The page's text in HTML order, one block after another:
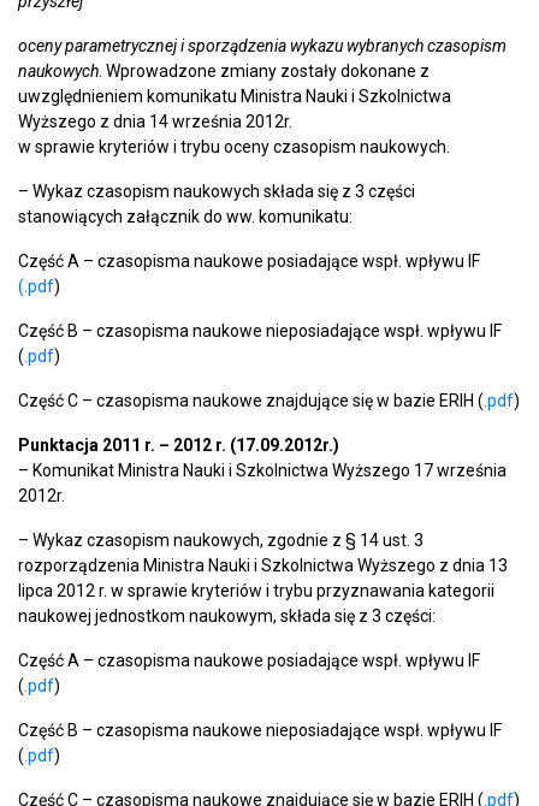
oceny parametrycznej i sporządzenia wykazu wybranych czasopism
naukowych . Wprowadzone zmiany zostały dokonane z
uwzględnieniem komunikatu Ministra Nauki i Szkolnictwa
Wyższego z dnia 14 września 2012r.
w sprawie kryteriów i trybu oceny czasopism naukowych.
– Wykaz czasopism naukowych składa się z 3 części
stanowiących załącznik do ww. komunikatu:
Część A – czasopisma naukowe posiadające wspł. wpływu IF
(.pdf)
Część B – czasopisma naukowe nieposiadające wspł. wpływu IF
( .pdf)
Część C – czasopisma naukowe znajdujące się w bazie ERIH ( .pdf)
Punktacja 2011 r. – 2012 r. (17.09.2012r.)
– Komunikat Ministra Nauki i Szkolnictwa Wyższego 17 września
2012r.
– Wykaz czasopism naukowych, zgodnie z § 14 ust. 3
rozporządzenia Ministra Nauki i Szkolnictwa Wyższego z dnia 13
lipca 2012 r. w sprawie kryteriów i trybu przyznawania kategorii
naukowej jednostkom naukowym, składa się z 3 części:
Część A – czasopisma naukowe posiadające wspł. wpływu IF
( .pdf)
Część B – czasopisma naukowe nieposiadające wspł. wpływu IF
( .pdf)
Część C – czasopisma naukowe znajdujące się w bazie ERIH ( .pdf)